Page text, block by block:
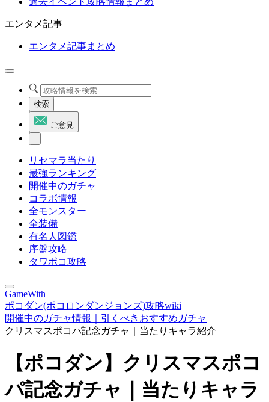
エンタメ記事
エンタメ記事まとめ
検索
ご意見
リセマラ当たり
最強ランキング
開催中のガチャ
コラボ情報
全モンスター
全装備
有名人図鑑
序盤攻略
タワポコ攻略
GameWith
ポコダン(ポコロンダンジョンズ)攻略wiki
開催中のガチャ情報｜引くべきおすすめガチャ
クリスマスポコパ記念ガチャ｜当たりキャラ紹介
【ポコダン】クリスマスポコ
パ記念ガチャ｜当たりキャラ